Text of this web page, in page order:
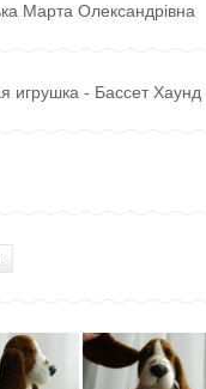
Марта Олександрівна
игрушка - Бассет Хаунд